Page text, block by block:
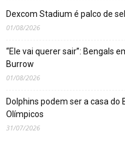
Dexcom Stadium é palco de
01/08/2026
“Ele vai querer sair”: Bengals
Burrow
01/08/2026
Dolphins podem ser a casa do
Olímpicos
31/07/2026